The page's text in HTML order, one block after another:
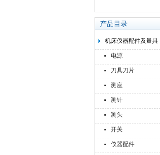
产品目录
机床仪器配件及量具
电源
刀具刀片
测座
测针
测头
开关
仪器配件